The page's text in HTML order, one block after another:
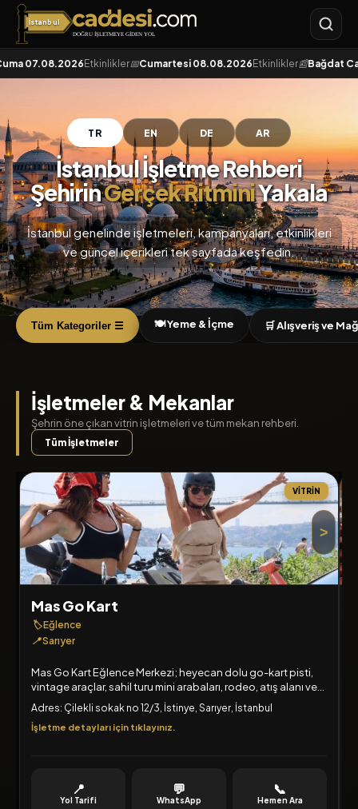
İstanbul
Caddesi.com
Etkinlikler📅 Cumartesi 08.08.2026Etkinlikler📰 Bağdat
TR EN DE AR
İstanbul İşletme Rehberi
ŞehirinGerçek RitminiYakala
İstanbul genelinde işletmeleri, kampanyaları, etkinlikleri
ve güncel içerikleri tek sayfada keşfedin.
Tüm Kategoriler ☰ 🍽️ Yeme & İçme 🛒 Alışveriş ve
İşletmeler & Mekanlar
Şehrin öne çıkan vitrin işletmeleri ve tüm mekan rehberi.
Tüm İşletmeler
>
VITRIN
Mas Go Kart
🏷️Eğlence
📍Sarıyer
Mas Go Kart Eğlence Merkezi; heyecan dolu go-kart pisti,
vintage araçlar, sahil turu mini arabaları, rodeo, atış alanı ve
kafesiyle her yaştan maceracıyı bekliyor!
Adres: Çilekli sokak no 12/3, İstinye, Sarıyer, İstanbul
İşletme detayları için tıklayınız.
📍
Yol Tarifi
💬
WhatsApp
📞
Hemen Ara